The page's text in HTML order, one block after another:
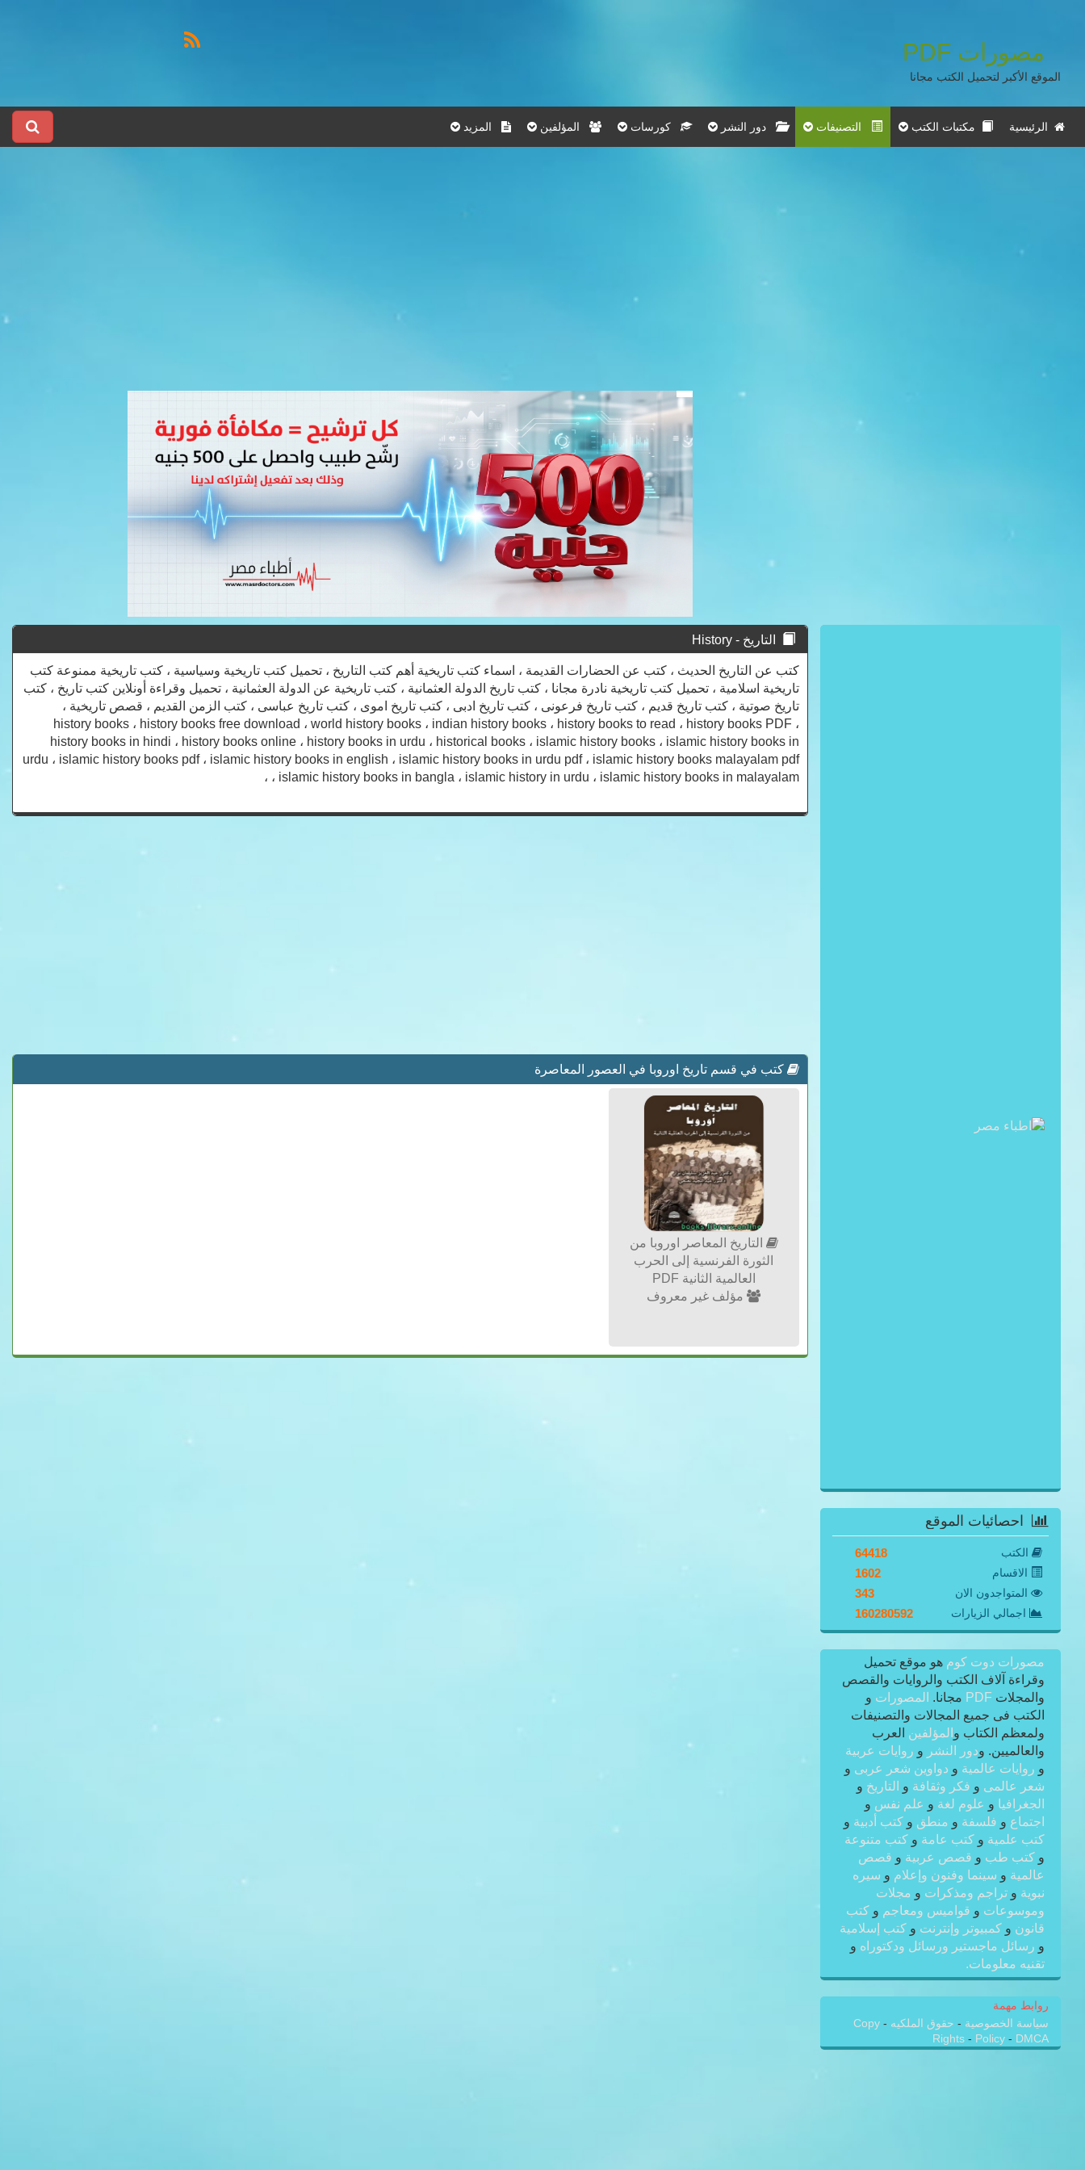
مصورات PDF
الموقع الأكبر لتحميل الكتب مجانا
الرئيسية مكتبات الكتب التصنيفات دور النشر كورسات المؤلفين المزيد
التاريخ - History
كتب عن التاريخ الحديث ، كتب عن الحضارات القديمة ، اسماء كتب تاريخية أهم كتب التاريخ ، تحميل كتب تاريخية وسياسية ، كتب تاريخية ممنوعة كتب
تاريخية اسلامية ، تحميل كتب تاريخية نادرة مجانا ، كتب تاريخ الدولة العثمانية ، كتب تاريخية عن الدولة العثمانية ، تحميل وقراءة أونلاين كتب تاريخ ، كتب
تاريخ صوتية ، كتب تاريخ قديم ، كتب تاريخ فرعونى ، كتب تاريخ ادبى ، كتب تاريخ اموى ، كتب تاريخ عباسى ، كتب الزمن القديم ، قصص تاريخية ،
history books ، history books free download ، world history books ، indian history books ، history books to read ، history books PDF ،
history books in hindi ، history books online ، history books in urdu ، historical books ، islamic history books ، islamic history books in
urdu ، islamic history books pdf ، islamic history books in english ، islamic history books in urdu pdf ، islamic history books malayalam pdf
، islamic history books in bangla ، islamic history in urdu ، islamic history books in malayalam ،
كتب في قسم تاريخ اوروبا في العصور المعاصرة
التاريخ المعاصر اوروبا من
الثورة الفرنسية إلى الحرب
العالمية الثانية PDF
مؤلف غير معروف
احصائيات الموقع
الكتب 64418
الاقسام 1602
المتواجدون الان 343
اجمالي الزيارات 160280592
مصورات دوت كوم هو موقع تحميل
وقراءة آلاف الكتب والروايات والقصص
والمجلات PDF مجانا. المصورات و
الكتب فى جميع المجالات والتصنيفات
ولمعظم الكتاب و المؤلفين العرب
والعالميين. ودور النشر و روايات عربية
و روايات عالمية و دواوين شعر عربى و
شعر عالمى و فكر وثقافة و التاريخ و
الجغرافيا و علوم لغة و علم نفس و
اجتماع و فلسفة و منطق و كتب أدبية و
كتب علمية و كتب عامة و كتب متنوعة
و كتب طب و قصص عربية و قصص
عالمية و سينما وفنون وإعلام و سيره
نبوية و تراجم ومذكرات و مجلات
وموسوعات و قواميس ومعاجم و كتب
قانون و كمبيوتر وإنترنت و كتب إسلامية
و رسائل ماجستير ورسائل ودكتوراه و
تقنيه معلومات.
روابط مهمة
سياسة الخصوصية - حقوق الملكيه -
Copy
Rights - Policy - DMCA